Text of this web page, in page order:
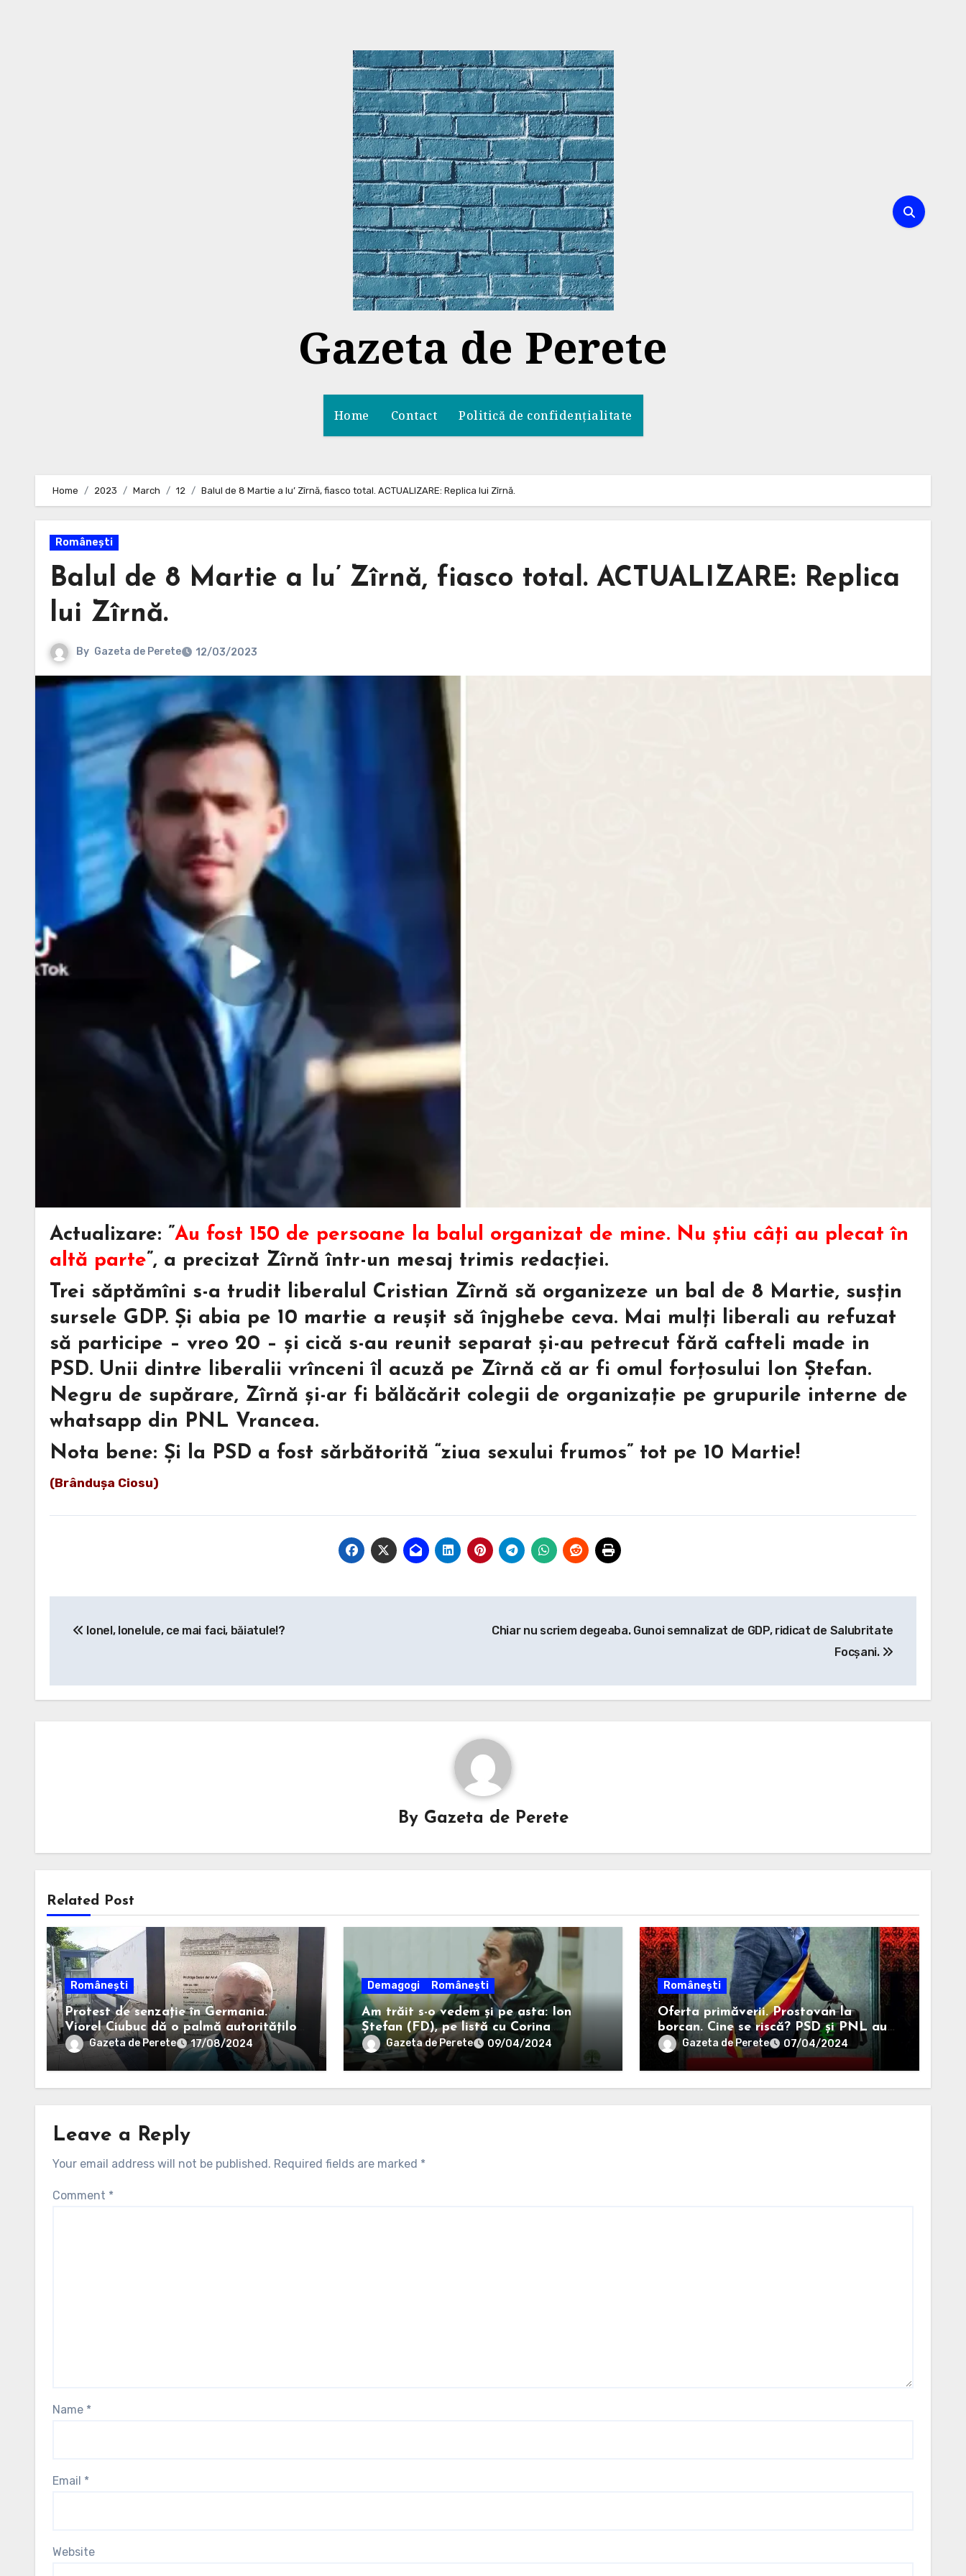
Gazeta de Perete
Home Contact Politică de confidențialitate
Home 2023 March 12 Balul de 8 Martie a lu’ Zîrnă, fiasco total. ACTUALIZARE: Replica lui Zîrnă.
Românești
Balul de 8 Martie a lu’ Zîrnă, fiasco total. ACTUALIZARE: Replica
lui Zîrnă.
By Gazeta de Perete 12/03/2023
Actualizare: ”Au fost 150 de persoane la balul organizat de mine. Nu știu câți au plecat în
altă parte”, a precizat Zîrnă într-un mesaj trimis redacției.
Trei săptămîni s-a trudit liberalul Cristian Zîrnă să organizeze un bal de 8 Martie, susțin
sursele GDP. Și abia pe 10 martie a reușit să înjghebe ceva. Mai mulți liberali au refuzat
să participe – vreo 20 – și cică s-au reunit separat și-au petrecut fără cafteli made in
PSD. Unii dintre liberalii vrînceni îl acuză pe Zîrnă că ar fi omul forțosului Ion Ștefan.
Negru de supărare, Zîrnă și-ar fi bălăcărit colegii de organizație pe grupurile interne de
whatsapp din PNL Vrancea.
Nota bene: Și la PSD a fost sărbătorită “ziua sexului frumos” tot pe 10 Martie!
(Brândușa Ciosu)
navigation
Ionel, Ionelule, ce mai faci, băiatule!?
Chiar nu scriem degeaba. Gunoi semnalizat de GDP, ridicat de Salubritate
Focșani.
By Gazeta de Perete
Related Post
Românești
Protest de senzație în Germania.
Viorel Ciubuc dă o palmă autorităților
din România. Bravo, domnule inginer!
Gazeta de Perete 17/08/2024
Demagogi Românești
Am trăit s-o vedem și pe asta: Ion
Ștefan (FD), pe listă cu Corina
Atanasiu (USR), cea care l-a ajutat pe
Misăilă să rămână primar în 2020.
Gazeta de Perete 09/04/2024
Românești
Oferta primăverii. Prostovan la
borcan. Cine se riscă? PSD și PNL au
anunțat că-i sar capacele degeaba
blanaursului
Gazeta de Perete 07/04/2024
Leave a Reply
Your email address will not be published. Required fields are marked *
Comment *
Name *
Email *
Website